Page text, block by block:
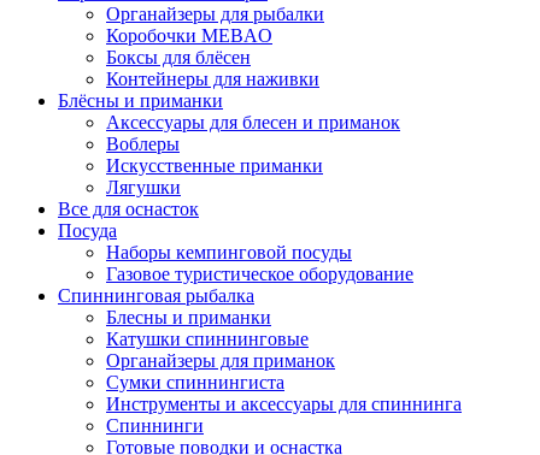
Органайзеры для рыбалки
Коробочки MEBAO
Боксы для блёсен
Контейнеры для наживки
Блёсны и приманки
Аксессуары для блесен и приманок
Воблеры
Искусственные приманки
Лягушки
Все для оснасток
Посуда
Наборы кемпинговой посуды
Газовое туристическое оборудование
Спиннинговая рыбалка
Блесны и приманки
Катушки спиннинговые
Органайзеры для приманок
Сумки спиннингиста
Инструменты и аксессуары для спиннинга
Спиннинги
Готовые поводки и оснастка